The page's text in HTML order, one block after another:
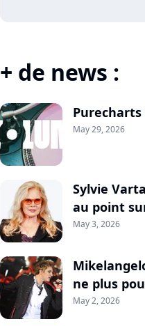
+ de news :
Purecharts
May 29, 2026
Sylvie
au point
May 3, 2026
ne plus
May 2, 2026